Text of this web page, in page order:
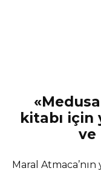
kitabı için
ve
Maral Atmaca’nın